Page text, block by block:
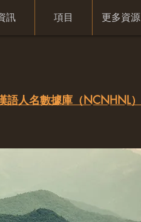
訊 項目 更多資源
語人名數據庫（NCNHNL）